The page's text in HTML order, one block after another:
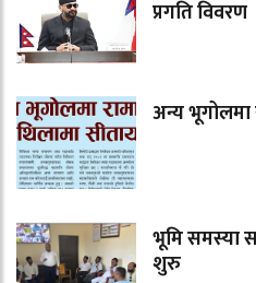
प्रगति विवरण
अन्य भूगोलमा
भूमि समस्या
शुरु